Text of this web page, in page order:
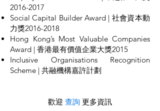
2016-2017
Social Capital Builder Award | 社會資本動
力獎2016-2018
Hong Kong’s Most Valuable Companies
Award | 香港最有價值企業大獎2015
Inclusive Organisations Recognition
Scheme | 共融機構嘉許計劃
歡迎 查詢 更多資訊